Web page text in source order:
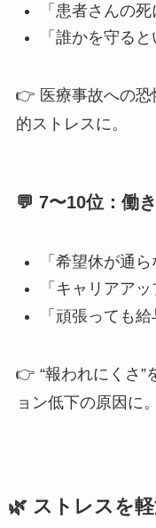
「患者さんの
「誰かを守ると
👉 医療事故への恐
的ストレスに。
💬 7〜10位：働
「希望休が通ら
「キャリアア
「頑張っても
👉 “報われにくさ”
ョン低下の原因に。
🌿 ストレスを